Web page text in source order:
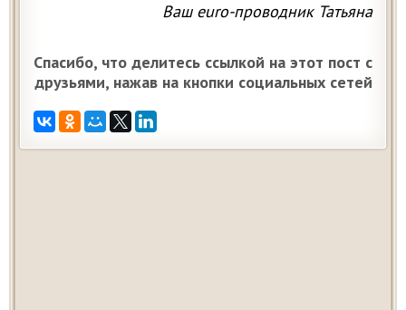
Ваш euro-проводник Татьяна
Спасибо, что делитесь ссылкой на этот пост с
друзьями, нажав на кнопки социальных сетей